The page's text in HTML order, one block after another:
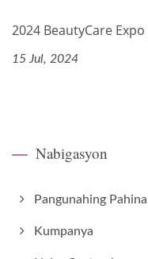
2024 BeautyCare Expo
15 Jul, 2024
Nabigasyon
Pangunahing Pahina
Kumpanya